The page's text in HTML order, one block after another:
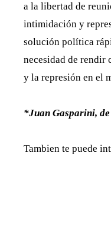
a la libertad de
intimidación y
solución política
necesidad de rendir
y la represión en el
*Juan Gasparini,
Tambien te puede